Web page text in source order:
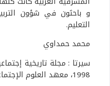
و باحثون في شؤون
التعليم.
محمد حمداوي
1998، معهد العلوم الإجتماعية، جامعة قسنطينة.